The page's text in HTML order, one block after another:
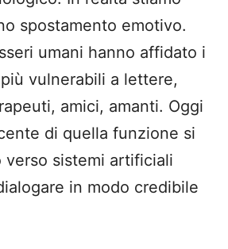
spostamento emotivo.
umani hanno affidato i
vulnerabili a lettere,
amici, amanti. Oggi
di quella funzione si
verso sistemi artificiali
in modo credibile